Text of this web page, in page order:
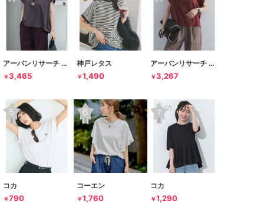
アーバンリサーチ ドアーズ
￥3,465
神戸レタス
￥1,490
アーバンリサーチ ドアーズ
￥3,267
コカ
￥790
コーエン
￥1,760
コカ
￥1,290